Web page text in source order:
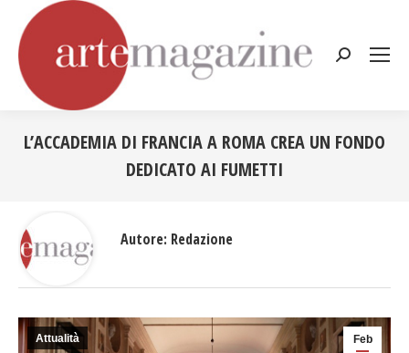
Cerca:
L’ACCADEMIA DI FRANCIA A ROMA CREA UN FONDO
DEDICATO AI FUMETTI
Feb
Attualità
Autore: Redazione